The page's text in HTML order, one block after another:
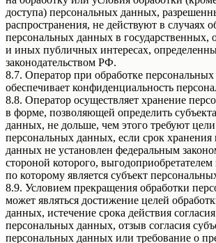
доступа) персональных данных,
распространения, не действуют в случаях
персональных данных в государственных,
и иных публичных интересах,
законодательством РФ.
8.7. Оператор при обработке
обеспечивает конфиденциальность
8.8. Оператор осуществляет хранение
в форме, позволяющей определить
данных, не дольше, чем этого требуют
персональных данных, если срок хранения
данных не установлен федеральным
стороной которого,
по которому является субъект
8.9. Условием прекращения обработки
может являться достижение целей
данных, истечение срока действия
персональных данных, отзыв согласия
персональных данных или требование о